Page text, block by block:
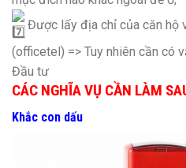
Được lấy địa chỉ của căn hộ
(officetel) => Tuy nhiên cần có
Đầu tư
CÁC NGHĨA VỤ CẦN LÀM
Khắc con dấu